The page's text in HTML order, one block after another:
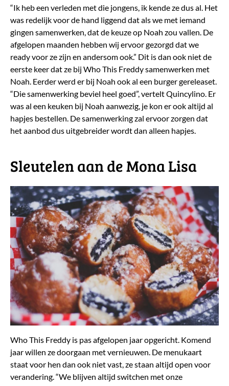
“Ik heb een verleden met die jongens, ik kende ze dus al. Het
was redelijk voor de hand liggend dat als we met iemand
gingen samenwerken, dat de keuze op Noah zou vallen. De
afgelopen maanden hebben wij ervoor gezorgd dat we
ready voor ze zijn en andersom ook.” Dit is dan ook niet de
eerste keer dat ze bij Who This Freddy samenwerken met
Noah. Eerder werd er bij Noah ook al een burger gereleaset.
“Die samenwerking beviel heel goed”, vertelt Quincylino. Er
was al een keuken bij Noah aanwezig, je kon er ook altijd al
hapjes bestellen. De samenwerking zal ervoor zorgen dat
het aanbod dus uitgebreider wordt dan alleen hapjes.
Sleutelen aan de Mona Lisa
Who This Freddy is pas afgelopen jaar opgericht. Komend
jaar willen ze doorgaan met vernieuwen. De menukaart
staat voor hen dan ook niet vast, ze staan altijd open voor
verandering. “We blijven altijd switchen met onze